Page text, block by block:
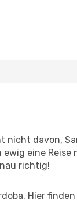
nicht davon,
eine
richtig!
Hier